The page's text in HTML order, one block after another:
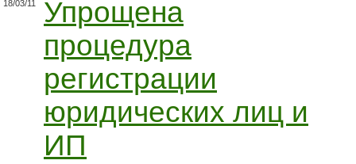
18/03/11
Упрощена
процедура
регистрации
юридических лиц и
ИП